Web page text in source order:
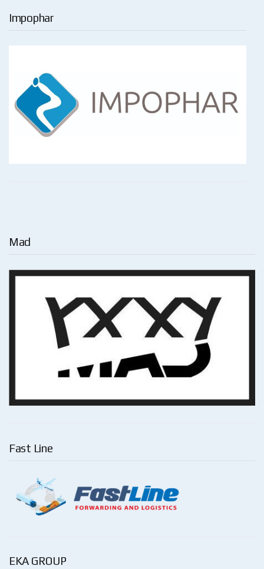
Impophar
Mad
Fast Line
EKA GROUP